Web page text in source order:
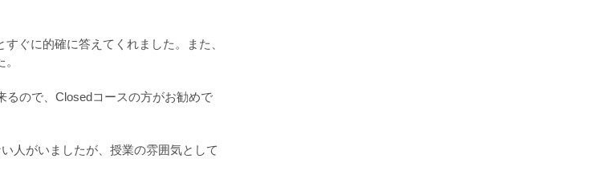
ぐに的確に答えてくれました。また、
ので、Closedコースの方がお勧めで
人がいましたが、授業の雰囲気として